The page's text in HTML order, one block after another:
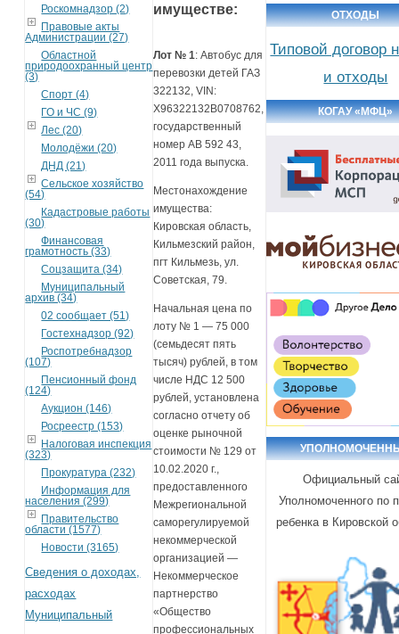
Роскомнадзор (2)
Правовые акты
Администрации (27)
Областной
природоохранный центр
(3)
Спорт (4)
ГО и ЧС (9)
Лес (20)
Молодёжи (20)
ДНД (21)
Сельское хозяйство
(54)
Кадастровые работы
(30)
Финансовая
грамотность (33)
Соцзащита (34)
Муниципальный
архив (34)
02 сообщает (51)
Гостехнадзор (92)
Роспотребнадзор
(107)
Пенсионный фонд
(124)
Аукцион (146)
Росреестр (153)
Налоговая инспекция
(323)
Прокуратура (232)
Информация для
населения (299)
Правительство
области (1577)
Новости (3165)
Сведения о доходах,
расходах
Муниципальный
имуществе:
Лот № 1: Автобус для
перевозки детей ГАЗ
322132, VIN:
Х96322132В0708762,
государственный
номер АВ 592 43,
2011 года выпуска.
Местонахождение
имущества:
Кировская область,
Кильмезский район,
пгт Кильмезь, ул.
Советская, 79.
Начальная цена по
лоту № 1 — 75 000
(семьдесят пять
тысяч) рублей, в том
числе НДС 12 500
рублей, установлена
согласно отчету об
оценке рыночной
стоимости № 129 от
10.02.2020 г.,
предоставленного
Межрегиональной
саморегулируемой
некоммерческой
организацией —
Некоммерческое
партнерство
«Общество
профессиональных
ОТХОДЫ
Типовой договор
и отходы
КОГАУ «МФЦ»
Официальный
Уполномоченного по
ребенка в Кировской